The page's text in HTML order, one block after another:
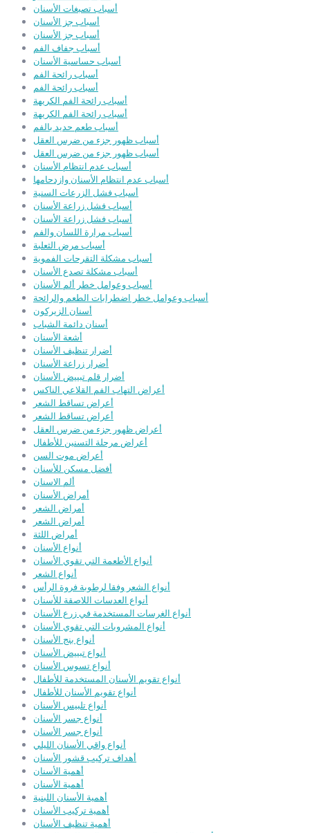
أسباب تصبغات الأسنان
أسباب جز الأسنان
أسباب جز الأسنان
أسباب جفاف الفم
أسباب حساسية الأسنان
أسباب رائحة الفم
أسباب رائحة الفم
أسباب رائحة الفم الكريهة
أسباب رائحة الفم الكريهة
أسباب طعم حديد بالفم
أسباب ظهور جزء من ضرس العقل
أسباب ظهور جزء من ضرس العقل
أسباب عدم انتظام الأسنان
أسباب عدم انتظام الأسنان وازدحامها
أسباب فشل الزرعات السنية
أسباب فشل زراعة الأسنان
أسباب فشل زراعة الأسنان
أسباب مرارة اللسان والفم
أسباب مرض الثعلبة
أسباب مشكلة التقرحات الفموية
أسباب مشكلة تصدع الأسنان
أسباب وعوامل خطر ألم الأسنان
أسباب وعوامل خطر اضطرابات الطعم والرائحة
أسنان الزيركون
أسنان دائمة الشباب
أشعة الأسنان
أضرار تنظيف الأسنان
أضرار زراعة الأسنان
أضرار قلم تبييض الأسنان
أعراض التهاب الفم القلاعي الناكس
أعراض تساقط الشعر
أعراض تساقط الشعر
أعراض ظهور جزء من ضرس العقل
أعراض مرحلة التسنين للأطفال
أعراض موت السن
أفضل مسكن للأسنان
ألم الاسنان
أمراض الأسنان
أمراض الشعر
أمراض الشعر
أمراض اللثة
أنواع الأسنان
أنواع الأطعمة التي تقوي الأسنان
أنواع الشعر
أنواع الشعر وفقا لرطوبة فروة الرأس
أنواع العدسات اللاصقة للأسنان
أنواع الغرسات المستخدمة في زرع الأسنان
أنواع المشروبات التي تقوي الأسنان
أنواع بنج الأسنان
أنواع تبييض الأسنان
أنواع تسوس الأسنان
أنواع تقويم الأسنان المستخدمة للأطفال
أنواع تقويم الأسنان للأطفال
أنواع تلبيس الأسنان
أنواع جسر الأسنان
أنواع جسر الأسنان
أنواع واقي الأسنان الليلي
أهداف تركيب قشور الأسنان
أهمية الأسنان
أهمية الأسنان
أهمية الأسنان اللبنية
أهمية تركيب الأسنان
أهمية تنظيف الأسنان